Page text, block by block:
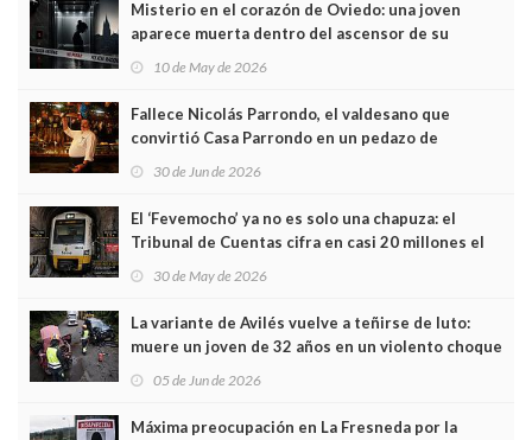
Misterio en el corazón de Oviedo: una joven
aparece muerta dentro del ascensor de su
edificio y las cámaras captan sus últimos minutos
10 de May de 2026
Fallece Nicolás Parrondo, el valdesano que
convirtió Casa Parrondo en un pedazo de
Asturias en Madrid
30 de Jun de 2026
El ‘Fevemocho’ ya no es solo una chapuza: el
Tribunal de Cuentas cifra en casi 20 millones el
sobrecoste de los trenes que no cabían por los
30 de May de 2026
La variante de Avilés vuelve a teñirse de luto:
muere un joven de 32 años en un violento choque
frontal
05 de Jun de 2026
Máxima preocupación en La Fresneda por la